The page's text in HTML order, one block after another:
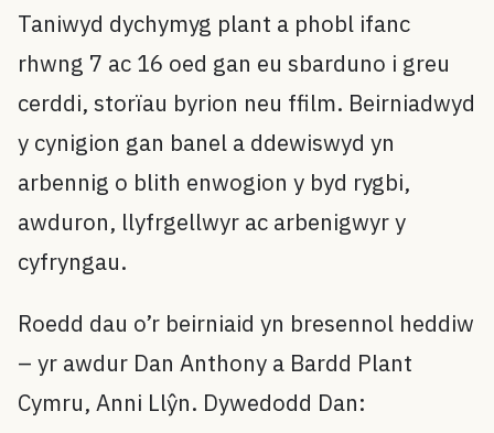
Taniwyd dychymyg plant a phobl ifanc
rhwng 7 ac 16 oed gan eu sbarduno i greu
cerddi, storïau byrion neu ffilm. Beirniadwyd
y cynigion gan banel a ddewiswyd yn
arbennig o blith enwogion y byd rygbi,
awduron, llyfrgellwyr ac arbenigwyr y
cyfryngau.
Roedd dau o’r beirniaid yn bresennol heddiw
– yr awdur Dan Anthony a Bardd Plant
Cymru, Anni Llŷn. Dywedodd Dan: